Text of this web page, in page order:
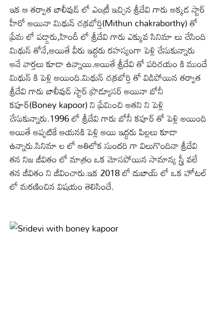
ఇక ఆ తర్వాత బాలీవుడ్ లో ఎంట్రీ ఇచ్చిన శ్రీదేవి గారు అక్కడ స్టార్
హీరో అయినా మిథున్ చక్రబోర్తి(Mithun chakraborthy) తో
ప్రేమ లో పడ్డారు,హిందీ లో శ్రీదేవి గారు ఎక్కువ సినిమా లు చేసింది
మిథున్ తోనే,అయితే వీరు ఇద్దరు రహస్యంగా పెళ్లి చేసుకున్నారు
అనే వార్తలు కూడా ఉన్నాయి.అయితే శ్రీదేవి తో పరిచయం కి ముందే
మిథున్ కి పెళ్లి అయింది.మిథున్ చక్రబోర్తి తో విడిపోయిన తర్వాత
శ్రీదేవి గారు బాలీవుడ్ స్టార్ ప్రొడ్యూసర్ అయినా బోనీ
కపూర్(Boney kapoor) ని ప్రేమించి అతని ని పెళ్లి
చేసుకున్నారు.1996 లో శ్రీదేవి గారు బోనీ కపూర్ తో పెళ్లి అయింది
అయితే అప్పటికే ఆయనకి పెళ్లి అయి ఇద్దరు పిల్లలు కూడా
ఉన్నారు.సినిమా ల లో అతిలోక సుందరి గా విలుగొందినా శ్రీదేవి
తన నిజ జీవితం లో మాత్రం ఒక మోసపోయిన సామాన్య స్త్రీ వలే
తన జీవితం ని జీవించారు.ఇక 2018 లో దుబాయ్ లో ఒక హోటల్
లో మరణించిన విషయం తెలిసిందే.